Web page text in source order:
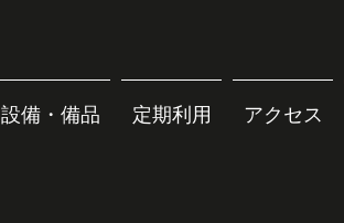
設備・備品 定期利用 アクセス